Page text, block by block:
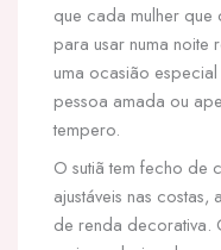
que cada mulher que
para usar numa
uma ocasião
pessoa amada ou
tempero.
O sutiã tem fecho de
ajustáveis nas
de renda decorativa.